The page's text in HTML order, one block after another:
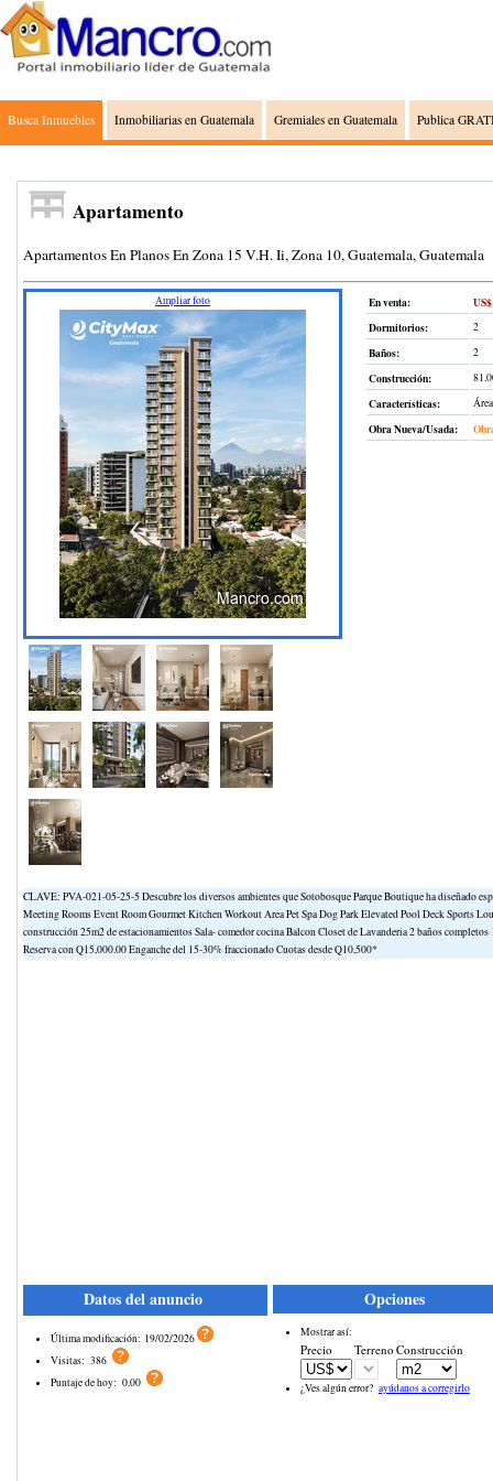
Busca Inmuebles Inmobiliarias en Guatemala Gremiales en Guatemala Publica
Apartamento
Apartamentos En Planos En Zona 15 V.H. Ii, Zona 10, Guatemala, Guatemala
Ampliar foto En venta:
Dormitorios:
2
Baños: 2
Construcción:
Características:
Obra Nueva/Usada:
CLAVE: PVA-021-05-25-5 Descubre los diversos ambientes que Sotobosque Parque Boutique ha diseñado
Meeting Rooms Event Room Gourmet Kitchen Workout Area Pet Spa Dog Park Elevated Pool Deck Sports
construcción 25m2 de estacionamientos Sala- comedor cocina Balcon Closet de Lavanderia 2 baños
Reserva con Q15,000.00 Enganche del 15-30% fraccionado Cuotas desde Q10,500*
Datos del anuncio
Última modificación: 19/02/2026
Visitas: 386
Puntaje de hoy: 0.00
Opciones
Mostrar así:
Precio TerrenoConstrucción
¿Ves algún error? ayúdanos a corregirlo